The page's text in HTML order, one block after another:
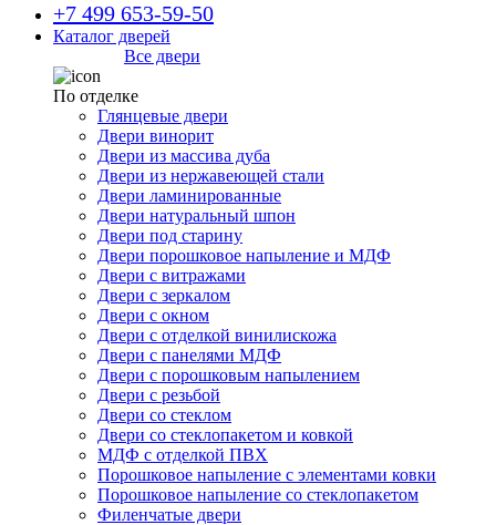
+7 499 653-59-50
Каталог дверей
Все двери
По отделке
Глянцевые двери
Двери винорит
Двери из массива дуба
Двери из нержавеющей стали
Двери ламинированные
Двери натуральный шпон
Двери под старину
Двери порошковое напыление и МДФ
Двери с витражами
Двери с зеркалом
Двери с окном
Двери с отделкой винилискожа
Двери с панелями МДФ
Двери с порошковым напылением
Двери с резьбой
Двери со стеклом
Двери со стеклопакетом и ковкой
МДФ с отделкой ПВХ
Порошковое напыление с элементами ковки
Порошковое напыление со стеклопакетом
Филенчатые двери